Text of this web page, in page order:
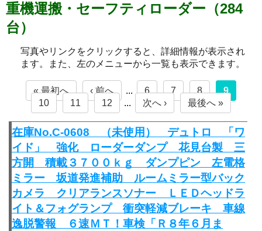
重機運搬・セーフティローダー（284
台）
写真やリンクをクリックすると、詳細情報が表示され
ます。また、左のメニューから一覧も表示できます。
« 最初へ ‹ 前へ ... 6 7 8
9
10
11 12 ... 次へ › 最後へ »
在庫No.C-0608 （未使用） デュトロ 「ワ
イド」 強化 ローダーダンプ 花見台製 三
方開 積載３７００ｋｇ ダンプピン 左電格
ミラー 坂道発進補助 ルームミラー型バック
カメラ クリアランスソナー ＬＥＤヘッドラ
イト＆フォグランプ 衝突軽減ブレーキ 車線
逸脱警報 ６速ＭＴ！車検「Ｒ８年６月ま